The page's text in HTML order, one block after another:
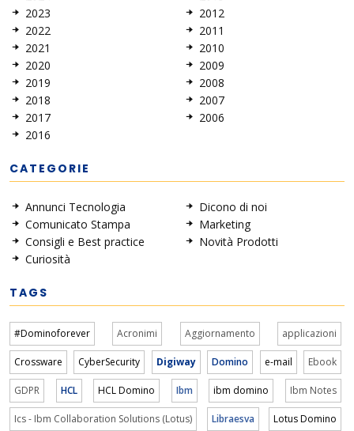
2023
2022
2021
2020
2019
2018
2017
2016
2012
2011
2010
2009
2008
2007
2006
CATEGORIE
Annunci Tecnologia
Comunicato Stampa
Consigli e Best practice
Curiosità
Dicono di noi
Marketing
Novità Prodotti
TAGS
#Dominoforever Acronimi Aggiornamento applicazioni
Crossware CyberSecurity Digiway Domino e-mail Ebook
GDPR HCL HCL Domino Ibm ibm domino Ibm Notes
Ics - Ibm Collaboration Solutions (Lotus) Libraesva Lotus Domino